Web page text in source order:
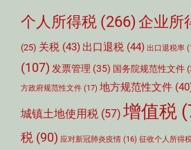
个人所得税 (266) 企业所
(25) 关税 (43) 出口退税 (44) 出口退税率
(107) 发票管理 (35) 国务院规范性文件
方政府规范性文件 (17) 地方规范性文件
城镇土地使用税 (57) 增值税
税 (90) 应对新冠肺炎疫情 (16) 征收个人所得